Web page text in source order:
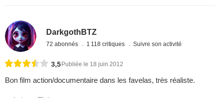
DarkgothBTZ
72 abonnés 1 118 critiques Suivre son activité
3,5 Publiée le 18 juin 2012
Bon film action/documentaire dans les favelas, très réaliste.